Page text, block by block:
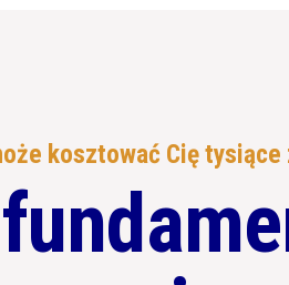
kosztować Cię tysiące